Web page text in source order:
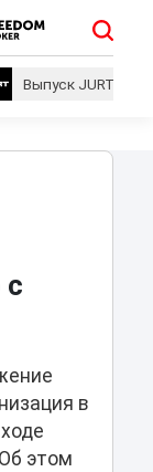
Выпуск JURT
c
в
этом